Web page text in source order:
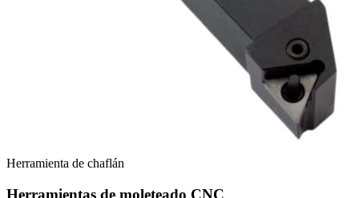
Herramienta de chaflán
Herramientas de moleteado CNC